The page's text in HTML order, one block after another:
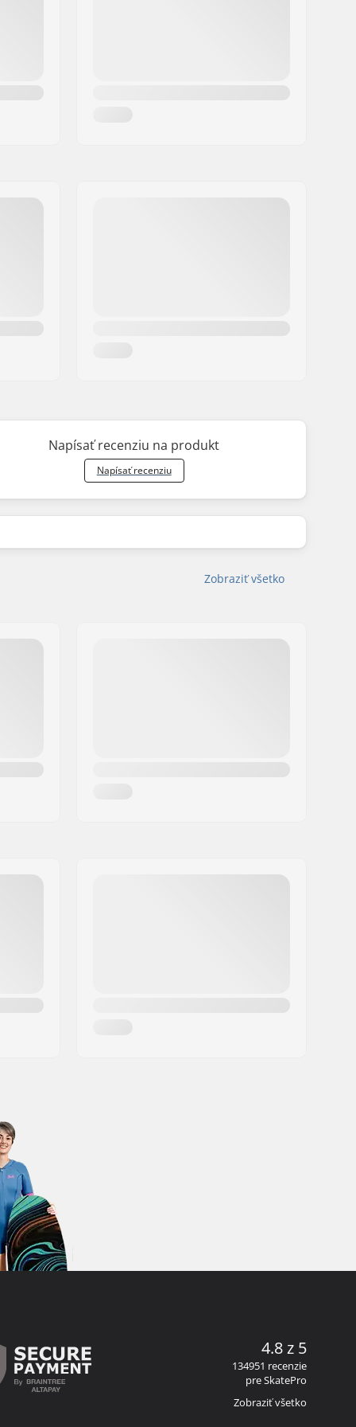
Napísať recenziu na produkt
Napísať recenziu
Zobraziť všetko
4.8 z 5
134951 recenzie
pre SkatePro
Zobraziť všetko